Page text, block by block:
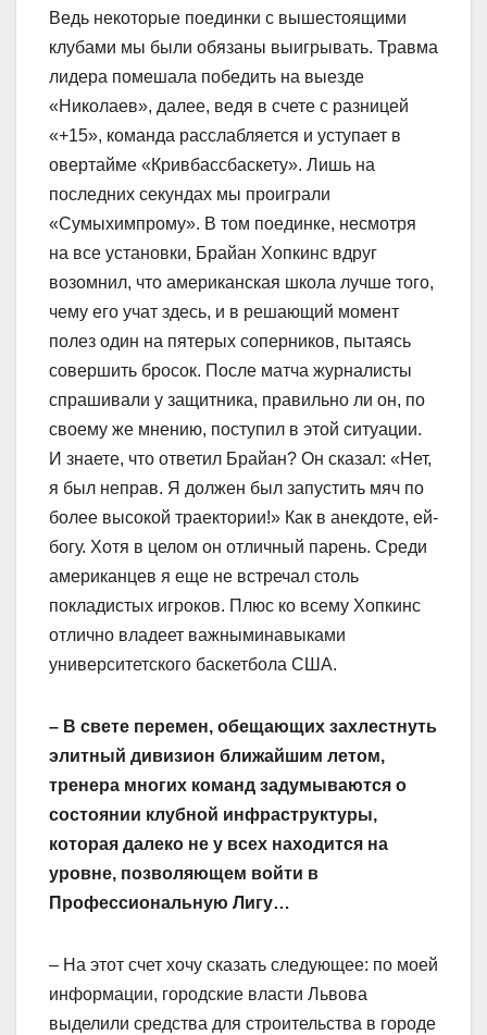
Ведь некоторые поединки с вышестоящими
клубами мы были обязаны выигрывать. Травма
лидера помешала победить на выезде
«Николаев», далее, ведя в счете с разницей
«+15», команда расслабляется и уступает в
овертайме «Кривбассбаскету». Лишь на
последних секундах мы проиграли
«Сумыхимпрому». В том поединке, несмотря
на все установки, Брайан Хопкинс вдруг
возомнил, что американская школа лучше того,
чему его учат здесь, и в решающий момент
полез один на пятерых соперников, пытаясь
совершить бросок. После матча журналисты
спрашивали у защитника, правильно ли он, по
своему же мнению, поступил в этой ситуации.
И знаете, что ответил Брайан? Он сказал: «Нет,
я был неправ. Я должен был запустить мяч по
более высокой траектории!» Как в анекдоте, ей-
богу. Хотя в целом он отличный парень. Среди
американцев я еще не встречал столь
покладистых игроков. Плюс ко всему Хопкинс
отлично владеет важныминавыками
университетского баскетбола США.
– В свете перемен, обещающих захлестнуть
элитный дивизион ближайшим летом,
тренера многих команд задумываются о
состоянии клубной инфраструктуры,
которая далеко не у всех находится на
уровне, позволяющем войти в
Профессиональную Лигу…
– На этот счет хочу сказать следующее: по моей
информации, городские власти Львова
выделили средства для строительства в городе